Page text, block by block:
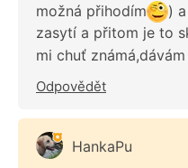
možná přihodím
)
zasytí a přitom je to
mi chuť
Odpovědět
HankaPu